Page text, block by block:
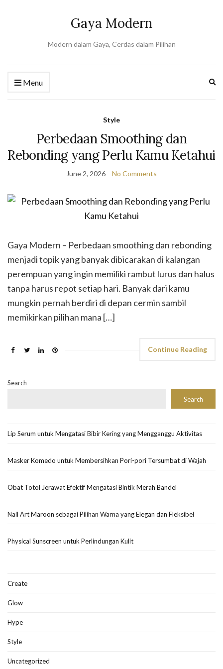
Gaya Modern
Modern dalam Gaya, Cerdas dalam Pilihan
Menu
Style
Perbedaan Smoothing dan
Rebonding yang Perlu Kamu Ketahui
June 2, 2026 No Comments
Gaya Modern – Perbedaan smoothing dan rebonding
menjadi topik yang banyak dibicarakan di kalangan
perempuan yang ingin memiliki rambut lurus dan halus
tanpa harus repot setiap hari. Banyak dari kamu
mungkin pernah berdiri di depan cermin sambil
memikirkan pilihan mana […]
Continue Reading
Search
Search
Lip Serum untuk Mengatasi Bibir Kering yang Mengganggu Aktivitas
Masker Komedo untuk Membersihkan Pori-pori Tersumbat di Wajah
Obat Totol Jerawat Efektif Mengatasi Bintik Merah Bandel
Nail Art Maroon sebagai Pilihan Warna yang Elegan dan Fleksibel
Physical Sunscreen untuk Perlindungan Kulit
Create
Glow
Hype
Style
Uncategorized